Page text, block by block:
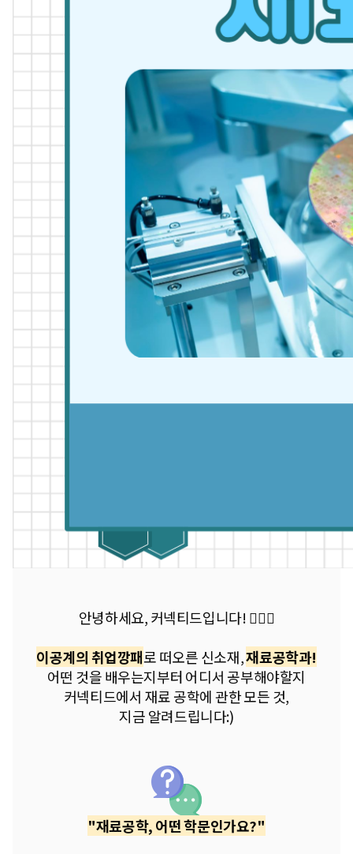
안녕하세요, 커넥티드입니다! 🙋🏻‍♀️
이공계의 취업깡패로 떠오른 신소재,재료공학과!
어떤 것을 배우는지부터 어디서 공부해야할지
커넥티드에서 재료 공학에 관한 모든 것,
지금 알려드립니다:)
"재료공학, 어떤 학문인가요?"